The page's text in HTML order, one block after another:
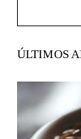
ÚLTIMOS